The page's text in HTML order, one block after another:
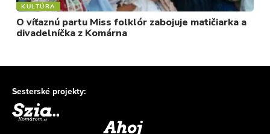
KULTÚRA
O víťaznú partu Miss folklór zabojuje matičiarka a
divadelníčka z Komárna
Sesterské projekty: